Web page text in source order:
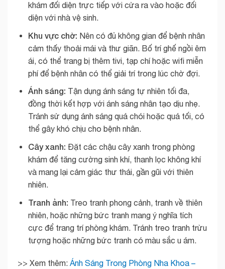
khám đối diện trực tiếp với cửa ra vào hoặc đối
diện với nhà vệ sinh.
Khu vực chờ: Nên có đủ không gian để bệnh nhân
cảm thấy thoải mái và thư giãn. Bố trí ghế ngồi êm
ái, có thể trang bị thêm tivi, tạp chí hoặc wifi miễn
phí để bệnh nhân có thể giải trí trong lúc chờ đợi.
Ánh sáng: Tận dụng ánh sáng tự nhiên tối đa,
đồng thời kết hợp với ánh sáng nhân tạo dịu nhẹ.
Tránh sử dụng ánh sáng quá chói hoặc quá tối, có
thể gây khó chịu cho bệnh nhân.
Cây xanh: Đặt các chậu cây xanh trong phòng
khám để tăng cường sinh khí, thanh lọc không khí
và mang lại cảm giác thư thái, gần gũi với thiên
nhiên.
Tranh ảnh: Treo tranh phong cảnh, tranh về thiên
nhiên, hoặc những bức tranh mang ý nghĩa tích
cực để trang trí phòng khám. Tránh treo tranh trừu
tượng hoặc những bức tranh có màu sắc u ám.
>> Xem thêm: Ánh Sáng Trong Phòng Nha Khoa –